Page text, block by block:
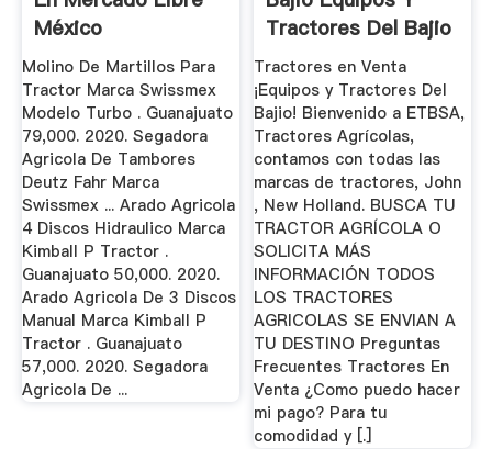
México
Molino De Martillos Para
Tractor Marca Swissmex
Modelo Turbo . Guanajuato
79,000. 2020. Segadora
Agricola De Tambores
Deutz Fahr Marca
Swissmex ... Arado Agricola
4 Discos Hidraulico Marca
Kimball P Tractor .
Guanajuato 50,000. 2020.
Arado Agricola De 3 Discos
Manual Marca Kimball P
Tractor . Guanajuato
57,000. 2020. Segadora
Agricola De ...
Tractores Del Bajio
Venta ...
Tractores en Venta
¡Equipos y Tractores Del
Bajio! Bienvenido a ETBSA,
Tractores Agrícolas,
contamos con todas las
marcas de tractores, John
, New Holland. BUSCA TU
TRACTOR AGRÍCOLA O
SOLICITA MÁS
INFORMACIÓN TODOS
LOS TRACTORES
AGRICOLAS SE ENVIAN A
TU DESTINO Preguntas
Frecuentes Tractores En
Venta ¿Como puedo hacer
mi pago? Para tu
comodidad y [.]